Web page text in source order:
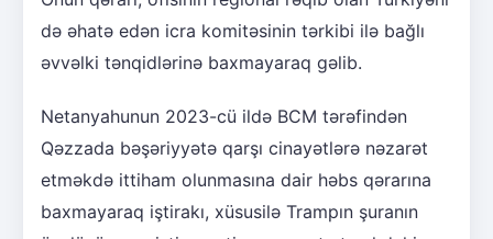
də əhatə edən icra komitəsinin tərkibi ilə bağlı
əvvəlki tənqidlərinə baxmayaraq gəlib.
Netanyahunun 2023-cü ildə BCM tərəfindən
Qəzzada bəşəriyyətə qarşı cinayətlərə nəzarət
etməkdə ittiham olunmasına dair həbs qərarına
baxmayaraq iştirakı, xüsusilə Trampın şuranın